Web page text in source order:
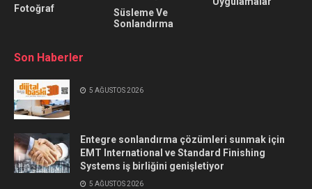
Fotoğraf
Süsleme Ve
Sonlandırma
Son Haberler
5 AĞUSTOS 2026
Entegre sonlandırma çözümleri sunmak için
EMT International ve Standard Finishing
Systems iş birliğini genişletiyor
5 AĞUSTOS 2026